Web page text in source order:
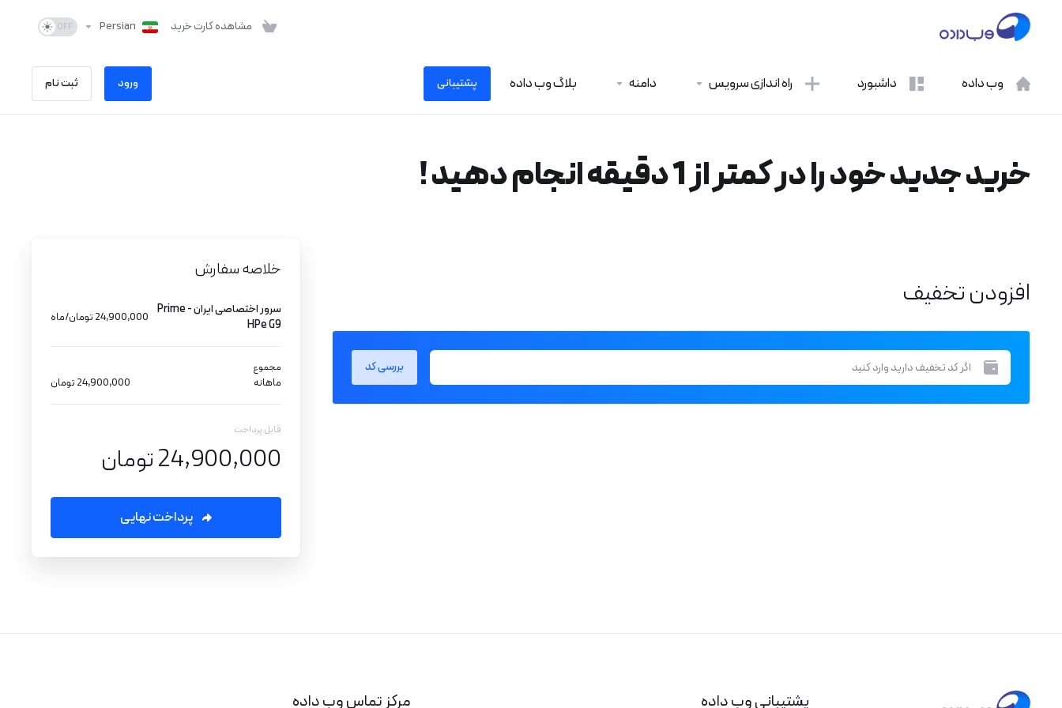
مشاهده کارت خرید Persian
وب داده داشبورد راه اندازی سرویس دامنه بلاگ وب داده پشتیبانی ورود ثبت نام
خرید جدید خود را در کمتر از 1 دقیقه انجام دهید !
افزودن تخفیف
بررسی کد
خلاصه سفارش
سرور اختصاصی ایران - Prime
HPe G9
24,900,000 تومان/ماه
مجموع
ماهانه 24,900,000 تومان
قابل پرداخت
24,900,000 تومان
پرداخت نهایی
پشتیبانی وب داده مرکز تماس وب داده